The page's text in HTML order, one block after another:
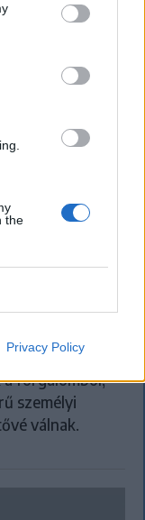
the
Privacy Policy
régi
használja,
forgalomból,
személyi
válnak.